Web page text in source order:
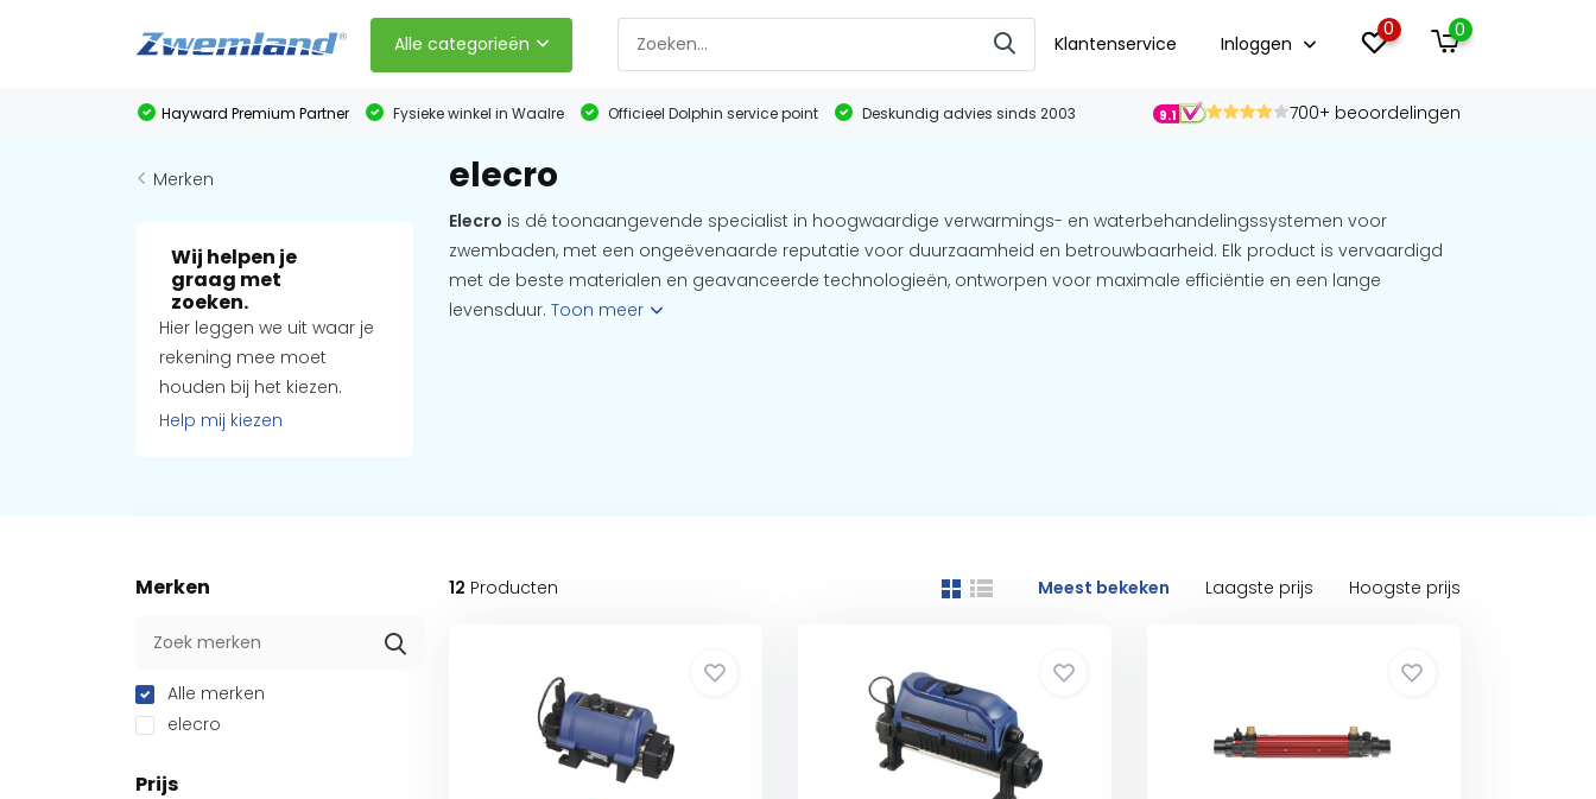
Alle categorieën Klantenservice Inloggen
0 0
Hayward Premium Partner Fysieke winkel in Waalre Officieel Dolphin service point Deskundig advies sinds 2003 9.1 700+ beoordelingen
Merken
Wij helpen je
graag met
zoeken.
Hier leggen we uit waar je
rekening mee moet
houden bij het kiezen.
Help mij kiezen
elecro
Elecro is dé toonaangevende specialist in hoogwaardige verwarmings- en waterbehandelingssystemen voor
zwembaden, met een ongeëvenaarde reputatie voor duurzaamheid en betrouwbaarheid. Elk product is vervaardigd
met de beste materialen en geavanceerde technologieën, ontworpen voor maximale efficiëntie en een lange
levensduur.Toon meer
Merken
Alle merken
elecro
Prijs
12 Producten Meest bekeken Laagste prijs Hoogste prijs